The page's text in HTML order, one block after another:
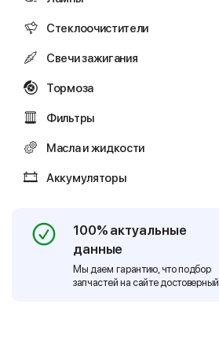
Стеклоочистители
Свечи зажигания
Тормоза
Фильтры
Масла и жидкости
Аккумуляторы
100% актуальные
данные
Мы даем гарантию, что подбор
запчастей на сайте достоверный